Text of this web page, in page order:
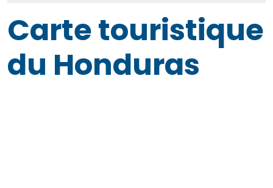
Carte touristique
du Honduras